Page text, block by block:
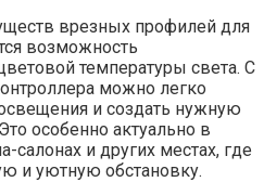
врезных профилей для
возможность
температуры света. С
можно легко
и создать нужную
особенно актуально в
салонах и других местах, где
и уютную обстановку.